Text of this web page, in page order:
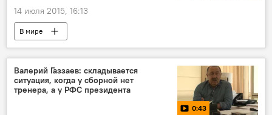
14 июля 2015, 16:13
В мире
Валерий Газзаев: складывается
ситуация, когда у сборной нет
тренера, а у РФС президента
0:43